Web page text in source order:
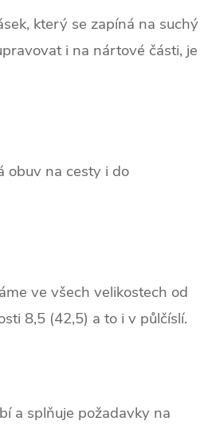
který se zapíná na suchý
i na nártové části, je
obuv na cesty i do
ve všech velikostech od
8,5 (42,5) a to i v půlčíslí.
a splňuje požadavky na